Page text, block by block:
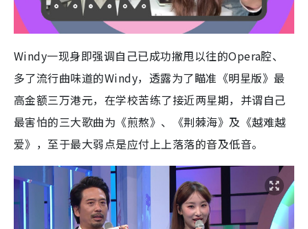
Windy一现身即强调自己已成功撇甩以往的Opera腔、
多了流行曲味道的Windy，透露为了瞄准《明星版》最
高金额三万港元，在学校苦练了接近两星期，并谓自己
最害怕的三大歌曲为《煎熬》、《荆棘海》及《越难越
爱》，至于最大弱点是应付上上落落的音及低音。